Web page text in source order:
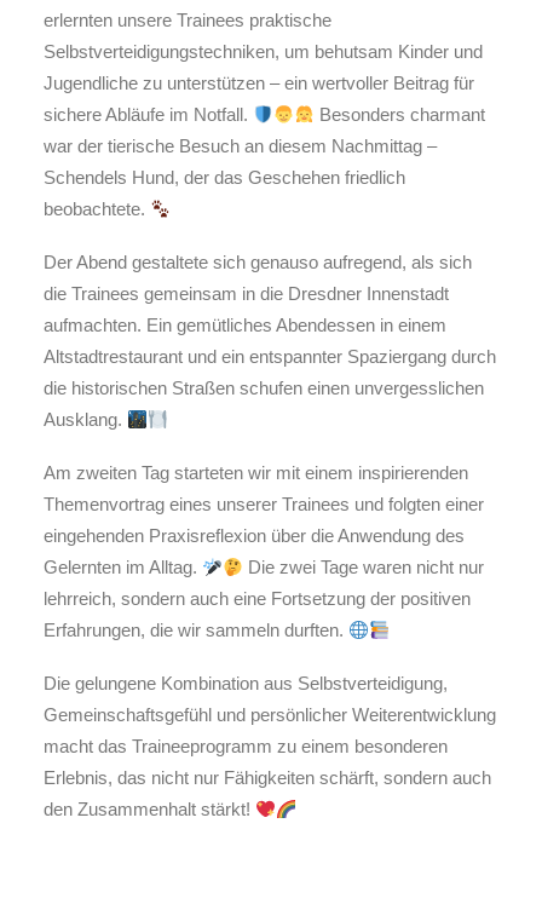
erlernten unsere Trainees praktische
Selbstverteidigungstechniken, um behutsam Kinder und
Jugendliche zu unterstützen – ein wertvoller Beitrag für
sichere Abläufe im Notfall.
Besonders charmant
war der tierische Besuch an diesem Nachmittag –
Schendels Hund, der das Geschehen friedlich
beobachtete.
Der Abend gestaltete sich genauso aufregend, als sich
die Trainees gemeinsam in die Dresdner Innenstadt
aufmachten. Ein gemütliches Abendessen in einem
Altstadtrestaurant und ein entspannter Spaziergang durch
die historischen Straßen schufen einen unvergesslichen
Ausklang.
Am zweiten Tag starteten wir mit einem inspirierenden
Themenvortrag eines unserer Trainees und folgten einer
eingehenden Praxisreflexion über die Anwendung des
Gelernten im Alltag.
Die zwei Tage waren nicht nur
lehrreich, sondern auch eine Fortsetzung der positiven
Erfahrungen, die wir sammeln durften.
Die gelungene Kombination aus Selbstverteidigung,
Gemeinschaftsgefühl und persönlicher Weiterentwicklung
macht das Traineeprogramm zu einem besonderen
Erlebnis, das nicht nur Fähigkeiten schärft, sondern auch
den Zusammenhalt stärkt!